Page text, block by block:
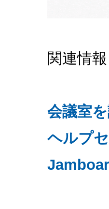
関連情報
会議室
ヘルプ